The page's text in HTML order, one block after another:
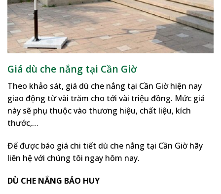
Giá dù che nắng tại Cần Giờ
Theo khảo sát, giá dù che nắng tại Cần Giờ hiện nay
giao động từ vài trăm cho tới vài triệu đồng. Mức giá
này sẽ phụ thuộc vào thương hiệu, chất liệu, kích
thước,…
Để được báo giá chi tiết dù che nắng tại Cần Giờ hãy
liên hệ với chúng tôi ngay hôm nay.
DÙ CHE NẮNG BẢO HUY